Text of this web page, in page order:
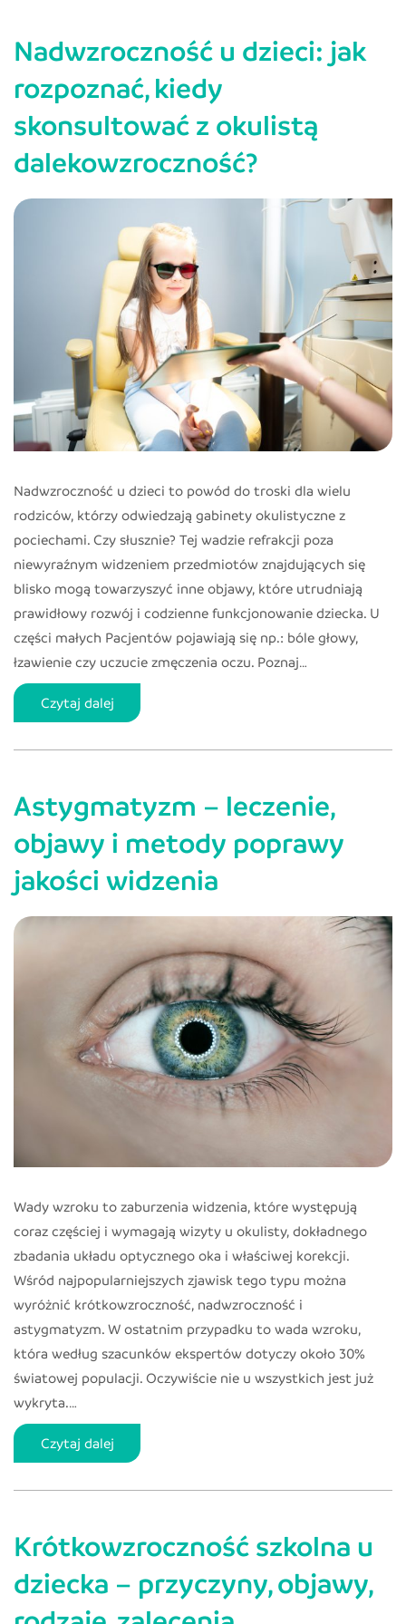
astygmatyzmem
zrozumienie
tej
wzroku.
astygmatyzm?
Nadwzroczność u dzieci: jak
rozpoznać, kiedy
skonsultować z okulistą
dalekowzroczność?
Nadwzroczność u dzieci to powód do troski dla wielu
rodziców, którzy odwiedzają gabinety okulistyczne z
pociechami. Czy słusznie? Tej wadzie refrakcji poza
niewyraźnym widzeniem przedmiotów znajdujących się
blisko mogą towarzyszyć inne objawy, które utrudniają
prawidłowy rozwój i codzienne funkcjonowanie dziecka. U
części małych Pacjentów pojawiają się np.: bóle głowy,
łzawienie czy uczucie zmęczenia oczu. Poznaj…
Czytaj dalejNadwzroczność
u
dzieci:
rozpoznać,
kiedy
skonsultować
z
dalekowzroczność?
Astygmatyzm – leczenie,
objawy i metody poprawy
jakości widzenia
Wady wzroku to zaburzenia widzenia, które występują
coraz częściej i wymagają wizyty u okulisty, dokładnego
zbadania układu optycznego oka i właściwej korekcji.
Wśród najpopularniejszych zjawisk tego typu można
wyróżnić krótkowzroczność, nadwzroczność i
astygmatyzm. W ostatnim przypadku to wada wzroku,
która według szacunków ekspertów dotyczy około 30%
światowej populacji. Oczywiście nie u wszystkich jest już
wykryta.…
Czytaj dalejAstygmatyzm
–
leczenie,
i
poprawy
jakości
Krótkowzroczność szkolna u
dziecka – przyczyny, objawy,